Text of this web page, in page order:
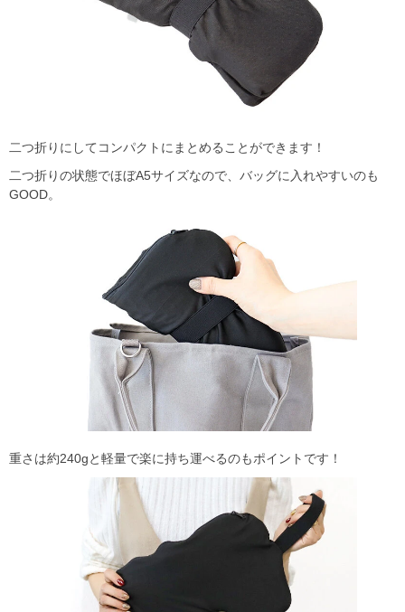
二つ折りにしてコンパクトにまとめることができます！
二つ折りの状態でほぼA5サイズなので、バッグに入れやすいのも
GOOD。
重さは約240gと軽量で楽に持ち運べるのもポイントです！